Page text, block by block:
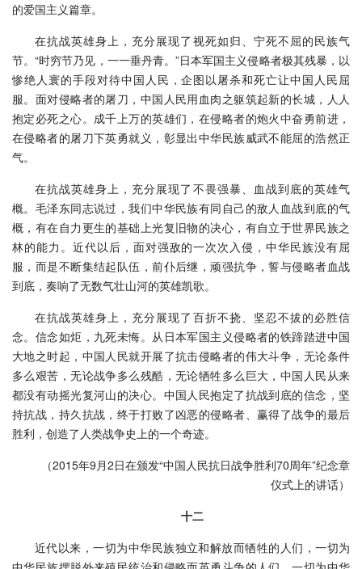
的爱国主义篇章。
在抗战英雄身上，充分展现了视死如归、宁死不屈的民族气
节。“时穷节乃见，一一垂丹青。”日本军国主义侵略者极其残暴，以
惨绝人寰的手段对待中国人民，企图以屠杀和死亡让中国人民屈
服。面对侵略者的屠刀，中国人民用血肉之躯筑起新的长城，人人
抱定必死之心。成千上万的英雄们，在侵略者的炮火中奋勇前进，
在侵略者的屠刀下英勇就义，彰显出中华民族威武不能屈的浩然正
气。
在抗战英雄身上，充分展现了不畏强暴、血战到底的英雄气
概。毛泽东同志说过，我们中华民族有同自己的敌人血战到底的气
概，有在自力更生的基础上光复旧物的决心，有自立于世界民族之
林的能力。近代以后，面对强敌的一次次入侵，中华民族没有屈
服，而是不断集结起队伍，前仆后继，顽强抗争，誓与侵略者血战
到底，奏响了无数气壮山河的英雄凯歌。
在抗战英雄身上，充分展现了百折不挠、坚忍不拔的必胜信
念。信念如炬，九死未悔。从日本军国主义侵略者的铁蹄踏进中国
大地之时起，中国人民就开展了抗击侵略者的伟大斗争，无论条件
多么艰苦，无论战争多么残酷，无论牺牲多么巨大，中国人民从来
都没有动摇光复河山的决心。中国人民抱定了抗战到底的信念，坚
持抗战，持久抗战，终于打败了凶恶的侵略者、赢得了战争的最后
胜利，创造了人类战争史上的一个奇迹。
（2015年9月2日在颁发“中国人民抗日战争胜利70周年”纪念章
仪式上的讲话）
十二
近代以来，一切为中华民族独立和解放而牺牲的人们，一切为